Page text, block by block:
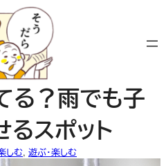
る？雨でも子
るスポット
しむ, 遊ぶ・楽しむ